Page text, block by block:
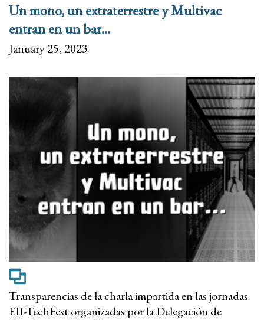
Un mono, un extraterrestre y Multivac
entran en un bar...
January 25, 2023
Transparencias de la charla impartida en las jornadas
EII-TechFest organizadas por la Delegación de